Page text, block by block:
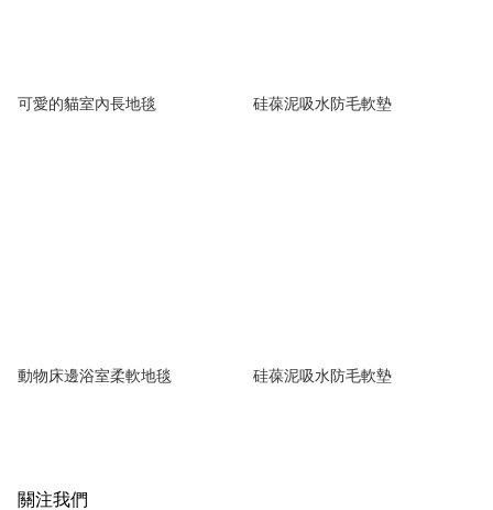
可愛的貓室內長地毯 硅葆泥吸水防毛軟墊
動物床邊浴室柔軟地毯 硅葆泥吸水防毛軟墊
關注我們